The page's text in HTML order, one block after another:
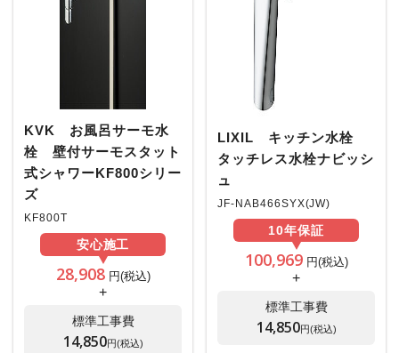
KVK お風呂サーモ水
栓 壁付サーモスタット
式シャワーKF800シリー
ズ
KF800T
安心施工
28,908円(税込)
+
標準工事費
14,850円(税込)
LIXIL キッチン水栓
タッチレス水栓ナビッシ
ュ
JF-NAB466SYX(JW)
10年保証
100,969円(税込)
+
標準工事費
14,850円(税込)